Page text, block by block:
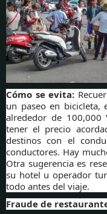
Cómo se evita:
un paseo en
alrededor de 100,000
tener el precio
destinos con el
conductores. Hay
Otra sugerencia es
su hotel u operador
todo antes del viaje.
Fraude de